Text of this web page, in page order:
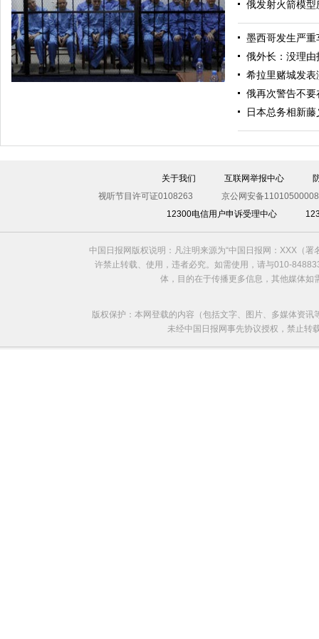
美军导弹驱逐舰抵达黑海旨在威慑俄罗斯
利比亚法庭开审卡扎菲政权高官
俄发射火箭模
墨西哥发生严
俄外长：没理
希拉里赌城发
俄再次警告不
日本总务相新
关于我们 互联网举报中心
视听节目许可证0108263
京公网安备
12300电信用户申诉受理中心
中国日报网版权说明：凡注明来源为“中国日报网：XXX（
许禁止转载、使用，违者必究。如需使用，请与010-
体，目的在于传播更多信息，其他媒体
版权保护：本网登载的内容（包括文字、图片、多媒体资
未经中国日报网事先协议授权，禁止转